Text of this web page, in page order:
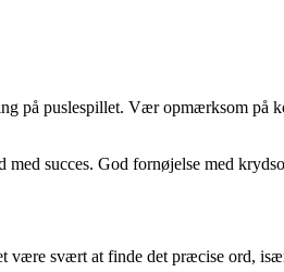
på puslespillet. Vær opmærksom på
succes. God fornøjelse med
svært at finde det præcise ord,